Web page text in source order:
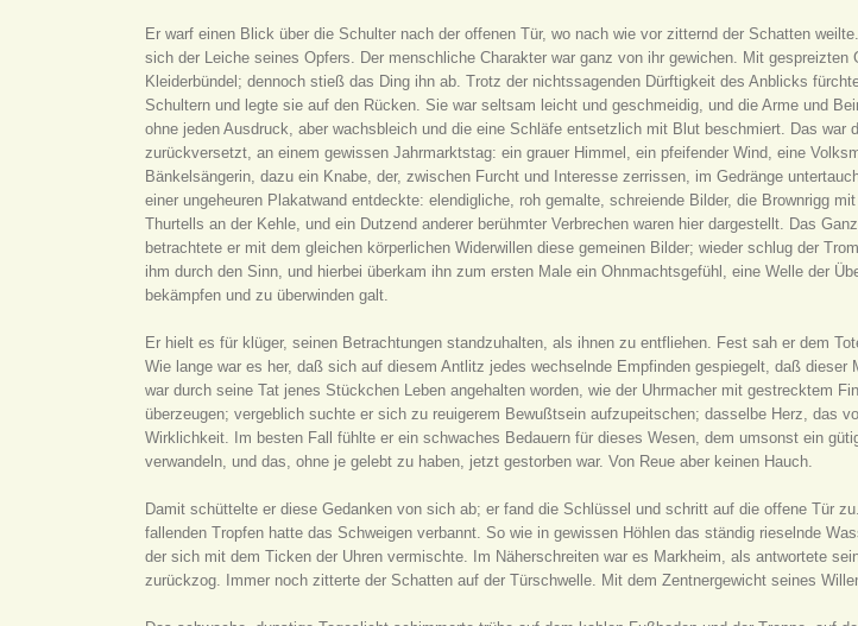
Er warf einen Blick über die Schulter nach der offenen Tür, wo nach wie vor zitternd der Schatten
sich der Leiche seines Opfers. Der menschliche Charakter war ganz von ihr gewichen. Mit
Kleiderbündel; dennoch stieß das Ding ihn ab. Trotz der nichtssagenden Dürftigkeit des Anblicks
Schultern und legte sie auf den Rücken. Sie war seltsam leicht und geschmeidig, und die Arme und
ohne jeden Ausdruck, aber wachsbleich und die eine Schläfe entsetzlich mit Blut beschmiert. Das
zurückversetzt, an einem gewissen Jahrmarktstag: ein grauer Himmel, ein pfeifender Wind, eine
Bänkelsängerin, dazu ein Knabe, der, zwischen Furcht und Interesse zerrissen, im Gedränge
einer ungeheuren Plakatwand entdeckte: elendigliche, roh gemalte, schreiende Bilder, die Brownrigg
Thurtells an der Kehle, und ein Dutzend anderer berühmter Verbrechen waren hier dargestellt. Das
betrachtete er mit dem gleichen körperlichen Widerwillen diese gemeinen Bilder; wieder schlug der
ihm durch den Sinn, und hierbei überkam ihn zum ersten Male ein Ohnmachtsgefühl, eine Welle der
bekämpfen und zu überwinden galt.
Er hielt es für klüger, seinen Betrachtungen standzuhalten, als ihnen zu entfliehen. Fest sah er dem
Wie lange war es her, daß sich auf diesem Antlitz jedes wechselnde Empfinden gespiegelt, daß
war durch seine Tat jenes Stückchen Leben angehalten worden, wie der Uhrmacher mit gestrecktem
überzeugen; vergeblich suchte er sich zu reuigerem Bewußtsein aufzupeitschen; dasselbe Herz, das
Wirklichkeit. Im besten Fall fühlte er ein schwaches Bedauern für dieses Wesen, dem umsonst ein
verwandeln, und das, ohne je gelebt zu haben, jetzt gestorben war. Von Reue aber keinen Hauch.
Damit schüttelte er diese Gedanken von sich ab; er fand die Schlüssel und schritt auf die offene Tür
fallenden Tropfen hatte das Schweigen verbannt. So wie in gewissen Höhlen das ständig rieselnde
der sich mit dem Ticken der Uhren vermischte. Im Näherschreiten war es Markheim, als antwortete
zurückzog. Immer noch zitterte der Schatten auf der Türschwelle. Mit dem Zentnergewicht seines